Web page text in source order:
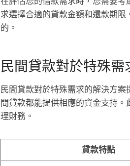
求選擇合適的貸款金額和還款期
的。
民間貸款對於特殊需
民間貸款對於特殊需求的解決方
間貸款都能提供相應的資金支持
理財務。
貸款特點